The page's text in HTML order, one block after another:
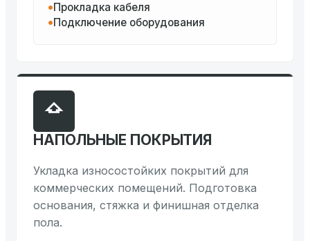
Прокладка кабеля
Подключение оборудования
НАПОЛЬНЫЕ ПОКРЫТИЯ
Укладка износостойких покрытий для
коммерческих помещений. Подготовка
основания, стяжка и финишная отделка
пола.